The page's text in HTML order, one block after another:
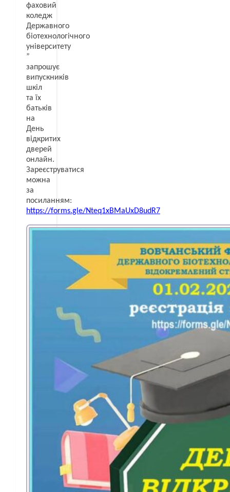
фаховий
коледж
Державного
біотехнологічного
університету
”
запрошує
випускників
шкіл
та їх
батьків
на
День
відкритих
дверей
онлайн.
Зареєструватися
можна
за
посиланням:
https://forms.gle/Nteq1xBMaUxD8udR7